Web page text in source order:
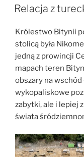
W
Relacja z
Królestwo Bitynii
stolicą była
jedną z prowincji
mapach teren
obszary na
wykopaliskowe
zabytki, ale i lepiej
świata